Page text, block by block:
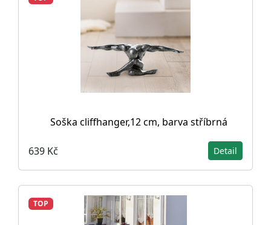
Soška cliffhanger,12 cm, barva stříbrná
639 Kč Detail
TOP